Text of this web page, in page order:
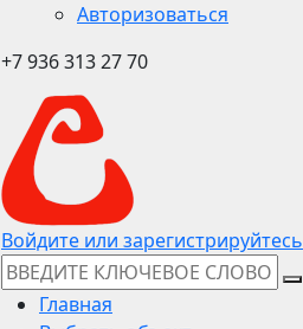
Авторизоваться
+7 936 313 27 70
Войдите или зарегистрируйтесь
Главная